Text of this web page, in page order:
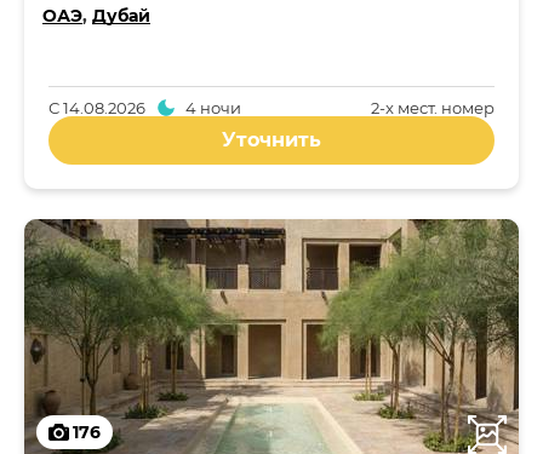
ОАЭ, Дубай
2-x мест. номер
С14.08.2026 4 ночи
Уточнить
176